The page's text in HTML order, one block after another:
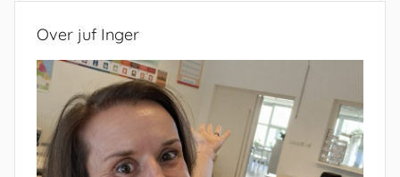
Over juf Inger